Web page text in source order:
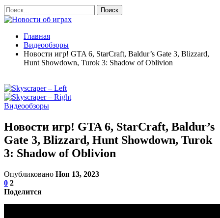
Главная
Видеообзоры
Новости игр! GTA 6, StarCraft, Baldur’s Gate 3, Blizzard,
Hunt Showdown, Turok 3: Shadow of Oblivion
Видеообзоры
Новости игр! GTA 6, StarCraft, Baldur’s
Gate 3, Blizzard, Hunt Showdown, Turok
3: Shadow of Oblivion
Опубликовано Ноя 13, 2023
0 2
Поделится